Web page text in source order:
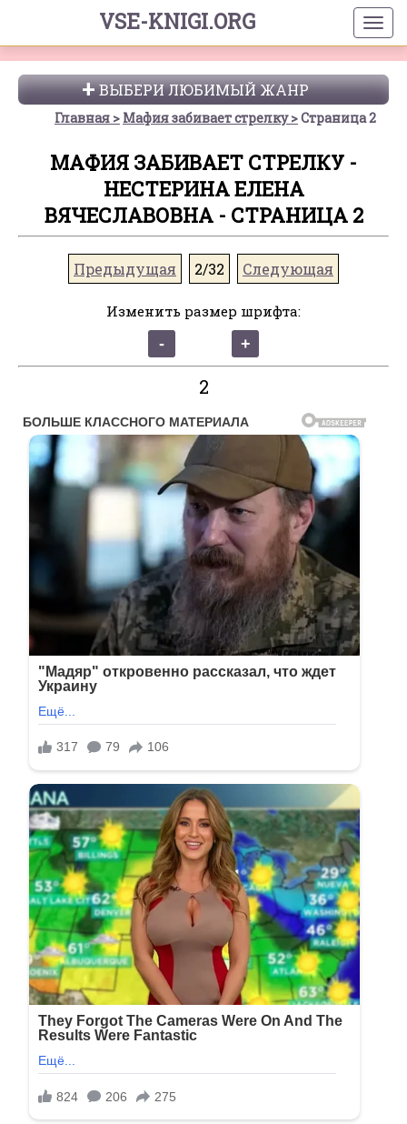
VSE-KNIGI.ORG
ВЫБЕРИ ЛЮБИМЫЙ ЖАНР
Главная Мафия забивает стрелку Страница 2
МАФИЯ ЗАБИВАЕТ СТРЕЛКУ -
НЕСТЕРИНА ЕЛЕНА
ВЯЧЕСЛАВОВНА - СТРАНИЦА 2
Предыдущая 2/32 Следующая
Изменить размер шрифта:
2